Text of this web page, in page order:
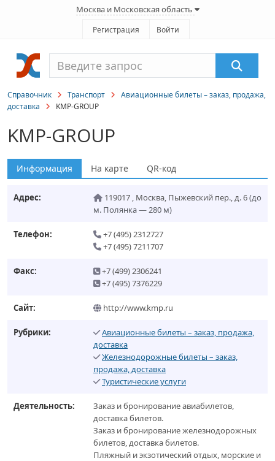
Москва и Московская область
Регистрация Войти
Справочник Транспорт
Авиационные билеты – заказ, продажа,
доставка
KMP-GROUP
KMP-GROUP
Информация На карте QR-код
Адрес: 119017 , Москва, Пыжевский пер., д. 6(до
м. Полянка — 280 м)
Телефон:
+7 (495) 2312727
+7 (495) 7211707
Факс:
+7 (499) 2306241
+7 (495) 7376229
Сайт: http://www.kmp.ru
Рубрики:
Авиационные билеты – заказ, продажа,
доставка
Железнодорожные билеты – заказ,
продажа, доставка
Туристические услуги
Деятельность:
Заказ и бронирование авиабилетов,
доставка билетов.
Заказ и бронирование железнодорожных
билетов, доставка билетов.
Пляжный и экзотический отдых, морские и